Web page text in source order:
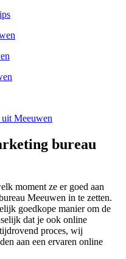
Meeuwen
bureau
moment ze er goed aan
Meeuwen in te zetten.
goedkope manier om de
dat je ook online
proces, wij
aan een ervaren online